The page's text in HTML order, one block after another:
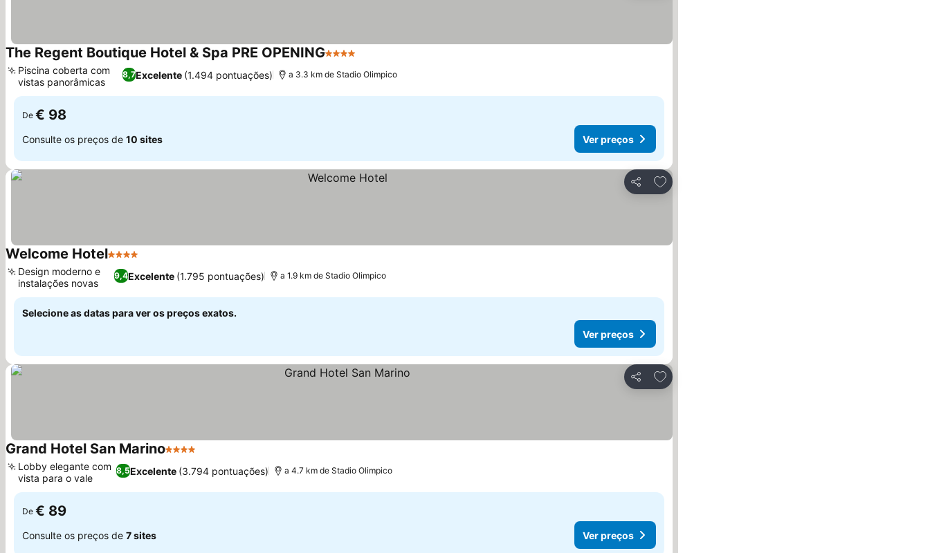
The Regent Boutique Hotel & Spa PRE OPENING4 Estrelas
8,7Excelente (1.494 pontuações)
Piscina coberta com
vistas panorâmicas
a 3.3 km de Stadio Olimpico
De € 98
Consulte os preços de 10 sites Ver preços
Partilhar
Adicionar aos favoritos
Welcome Hotel4 Estrelas
9,4Excelente (1.795 pontuações)
Design moderno e
instalações novas
a 1.9 km de Stadio Olimpico
Selecione as datas para ver os preços exatos.
Ver preços
Partilhar
Adicionar aos favoritos
Grand Hotel San Marino4 Estrelas
8,5Excelente (3.794 pontuações)
Lobby elegante com
vista para o vale
a 4.7 km de Stadio Olimpico
De € 89
Consulte os preços de 7 sites Ver preços